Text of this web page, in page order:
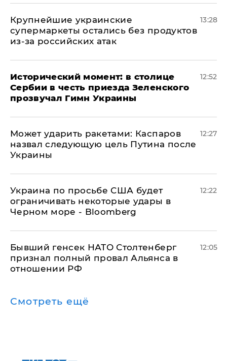
Крупнейшие украинские
супермаркеты остались без продуктов
из-за российских атак
13:28
Исторический момент: в столице
Сербии в честь приезда Зеленского
прозвучал Гимн Украины
12:52
Может ударить ракетами: Каспаров
назвал следующую цель Путина после
Украины
12:27
Украина по просьбе США будет
ограничивать некоторые удары в
Черном море - Bloomberg
12:22
Бывший генсек НАТО Столтенберг
признал полный провал Альянса в
отношении РФ
12:05
Смотреть ещё